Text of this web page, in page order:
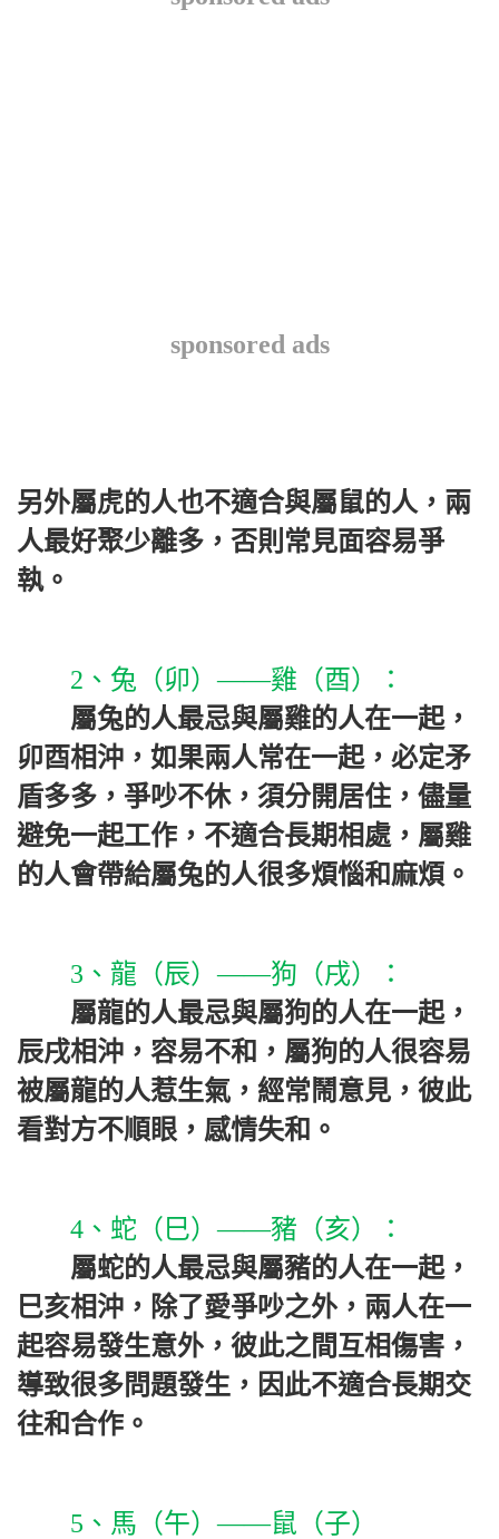
sponsored ads
另外屬虎的人也不適合與屬鼠的人，兩
人最好聚少離多，否則常見面容易爭
執。
2、兔（卯）——雞（酉）：
屬兔的人最忌與屬雞的人在一起，
卯酉相沖，如果兩人常在一起，必定矛
盾多多，爭吵不休，須分開居住，儘量
避免一起工作，不適合長期相處，屬雞
的人會帶給屬兔的人很多煩惱和麻煩。
3、龍（辰）——狗（戌）：
屬龍的人最忌與屬狗的人在一起，
辰戌相沖，容易不和，屬狗的人很容易
被屬龍的人惹生氣，經常鬧意見，彼此
看對方不順眼，感情失和。
4、蛇（巳）——豬（亥）：
屬蛇的人最忌與屬豬的人在一起，
巳亥相沖，除了愛爭吵之外，兩人在一
起容易發生意外，彼此之間互相傷害，
導致很多問題發生，因此不適合長期交
往和合作。
5、馬（午）——鼠（子）